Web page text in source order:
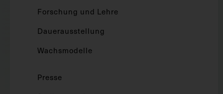
Forschung und Lehre
Dauerausstellung
Wachsmodelle
Presse